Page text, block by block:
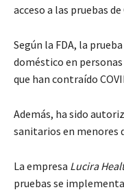
acceso a las pruebas
Según la FDA, la
doméstico en personas
que han contraído
Además, ha sido
sanitarios en menores
La empresa Lucira
pruebas se